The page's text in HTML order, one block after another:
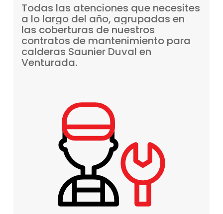
Todas las atenciones que necesites
a lo largo del año, agrupadas en
las coberturas de nuestros
contratos de mantenimiento para
calderas Saunier Duval en
Venturada.